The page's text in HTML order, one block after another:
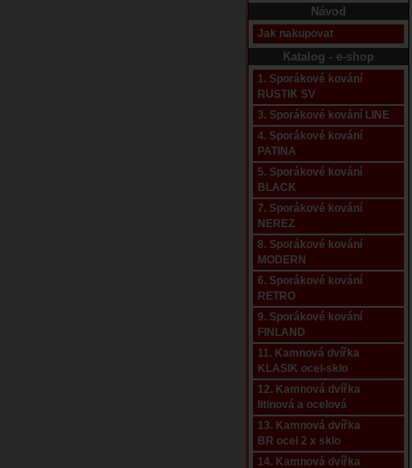
Návod
Jak nakupovat
Katalog - e-shop
1. Sporákové kování
RUSTIK SV
3. Sporákové kování LINE
4. Sporákové kování
PATINA
5. Sporákové kování
BLACK
7. Sporákové kování
NEREZ
8. Sporákové kování
MODERN
6. Sporákové kování
RETRO
9. Sporákové kování
FINLAND
11. Kamnová dvířka
KLASIK ocel-sklo
12. Kamnová dvířka
litinová a ocelová
13. Kamnová dvířka
BR ocel 2 x sklo
14. Kamnová dvířka